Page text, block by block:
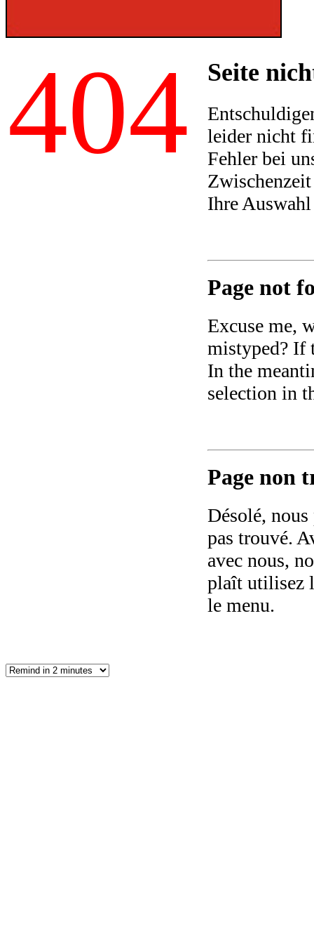
404 Seite
leider nicht
Fehler bei
Ihre
Page not
Excuse me,
mistyped? If
In the
selection in
Page non
Désolé,
pas trouvé.
avec nous,
plaît utilisez
le menu.